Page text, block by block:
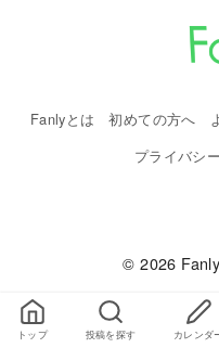
Fanlyとは 初めての方へ
プライバシ
© 2026
トップ 投稿を探す カレンダ